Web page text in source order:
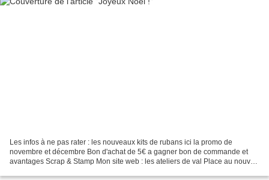
Les infos à ne pas rater : les nouveaux kits de rubans ici la promo de
novembre et décembre Bon d'achat de 5€ a gagner bon de commande et
avantages Scrap & Stamp Mon site web : les ateliers de val Place au nouvel